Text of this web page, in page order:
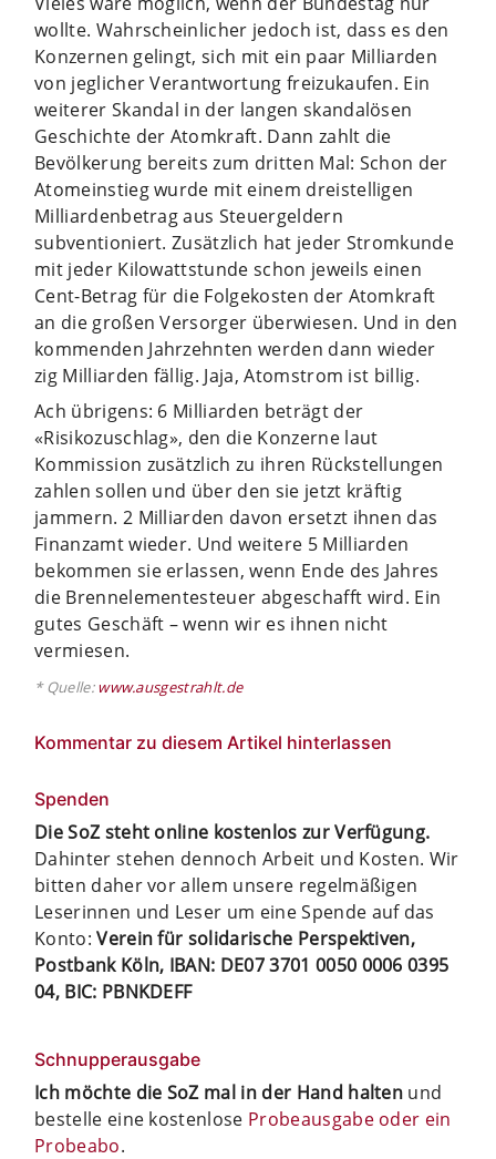
wollte. Wahrscheinlicher jedoch ist, dass es den
Konzernen gelingt, sich mit ein paar Milliarden
von jeglicher Verantwortung freizukaufen. Ein
weiterer Skandal in der langen skandalösen
Geschichte der Atomkraft. Dann zahlt die
Bevölkerung bereits zum dritten Mal: Schon der
Atomeinstieg wurde mit einem dreistelligen
Milliardenbetrag aus Steuergeldern
subventioniert. Zusätzlich hat jeder Stromkunde
mit jeder Kilowattstunde schon jeweils einen
Cent-Betrag für die Folgekosten der Atomkraft
an die großen Versorger überwiesen. Und in den
kommenden Jahrzehnten werden dann wieder
zig Milliarden fällig. Jaja, Atomstrom ist billig.
Ach übrigens: 6 Milliarden beträgt der
«Risikozuschlag», den die Konzerne laut
Kommission zusätzlich zu ihren Rückstellungen
zahlen sollen und über den sie jetzt kräftig
jammern. 2 Milliarden davon ersetzt ihnen das
Finanzamt wieder. Und weitere 5 Milliarden
bekommen sie erlassen, wenn Ende des Jahres
die Brennelementesteuer abgeschafft wird. Ein
gutes Geschäft – wenn wir es ihnen nicht
vermiesen.
* Quelle:www.ausgestrahlt.de
Kommentar zu diesem Artikel hinterlassen
Spenden
Die SoZ steht online kostenlos zur Verfügung.
Dahinter stehen dennoch Arbeit und Kosten. Wir
bitten daher vor allem unsere regelmäßigen
Leserinnen und Leser um eine Spende auf das
Konto:Verein für solidarische Perspektiven,
Postbank Köln, IBAN: DE07 3701 0050 0006 0395
04, BIC: PBNKDEFF
Schnupperausgabe
Ich möchte die SoZ mal in der Hand halten und
bestelle eine kostenlose Probeausgabe oder ein
Probeabo.